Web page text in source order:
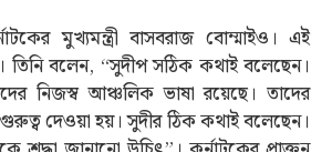
মুখ্যমন্ত্রী বাসবরাজ বোম্মাইও। এই
তিনি বলেন, “সুদীপ সঠিক কথাই বলেছেন।
নিজস্ব আঞ্চলিক ভাষা রয়েছে। তাদের
দেওয়া হয়। সুদীর ঠিক কথাই বলেছেন।